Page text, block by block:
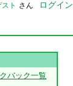
ト さん ログイン
バック一覧